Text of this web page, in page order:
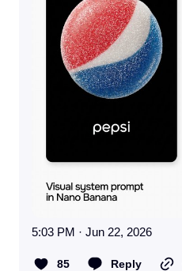
5:03 PM · Jun 22, 2026
85 Reply